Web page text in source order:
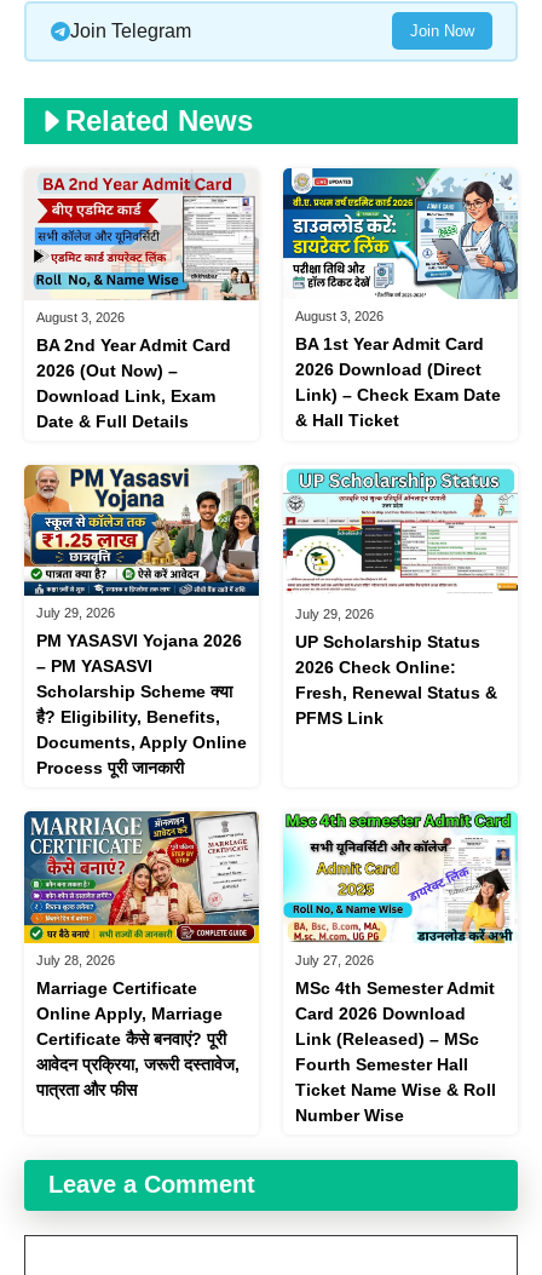
Join Telegram Join Now
Related News
August 3, 2026
BA 2nd Year Admit Card
2026 (Out Now) –
Download Link, Exam
Date & Full Details
August 3, 2026
BA 1st Year Admit Card
2026 Download (Direct
Link) – Check Exam Date
& Hall Ticket
July 29, 2026
PM YASASVI Yojana 2026
– PM YASASVI
Scholarship Scheme क्या
है? Eligibility, Benefits,
Documents, Apply Online
Process पूरी जानकारी
July 29, 2026
UP Scholarship Status
2026 Check Online:
Fresh, Renewal Status &
PFMS Link
July 28, 2026
Marriage Certificate
Online Apply, Marriage
Certificate कैसे बनवाएं? पूरी
आवेदन प्रक्रिया, जरूरी दस्तावेज,
पात्रता और फीस
July 27, 2026
MSc 4th Semester Admit
Card 2026 Download
Link (Released) – MSc
Fourth Semester Hall
Ticket Name Wise & Roll
Number Wise
Leave a Comment